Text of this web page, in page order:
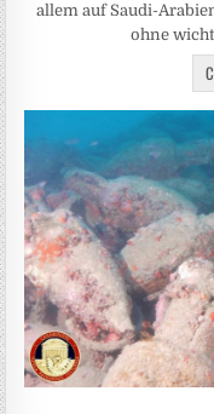
allem auf Saudi-
ohne